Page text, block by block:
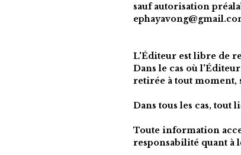
L'Éditeur est libre de
Dans le cas où
retirée à tout moment,
Dans tous les cas,
Toute information
responsabilité quant à